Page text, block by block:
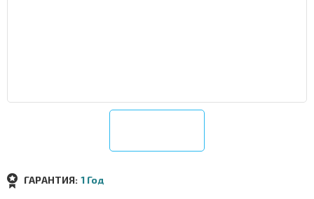
ГАРАНТИЯ: 1 Год